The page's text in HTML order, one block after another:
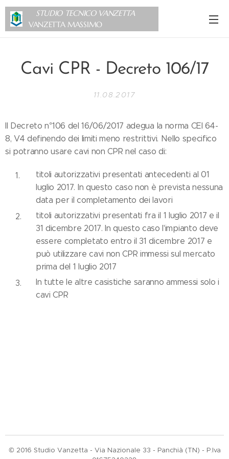
STUDIO TECNICO VANZETTA
VANZETTA MASSIMO
Cavi CPR - Decreto 106/17
11.08.2017
Il Decreto n°106 del 16/06/2017 adegua la norma CEI 64-
8, V4 definendo dei limiti meno restrittivi. Nello specifico
si potranno usare cavi non CPR nel caso di:
titoli autorizzativi presentati antecedenti al 01
luglio 2017. In questo caso non è prevista nessuna
data per il completamento dei lavori
titoli autorizzativi presentati fra il 1 luglio 2017 e il
31 dicembre 2017. In questo caso l'impianto deve
essere completato entro il 31 dicembre 2017 e
può utilizzare cavi non CPR immessi sul mercato
prima del 1 luglio 2017
In tutte le altre casistiche saranno ammessi solo i
cavi CPR
© 2016 Studio Vanzetta - Via Nazionale 33 - Panchià (TN) - P.Iva